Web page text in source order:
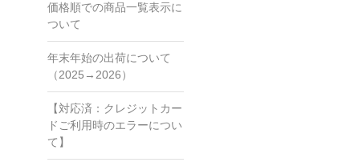
価格順での商品一覧表示に
ついて
年末年始の出荷について
（2025→2026）
【対応済：クレジットカー
ドご利用時のエラーについ
て】